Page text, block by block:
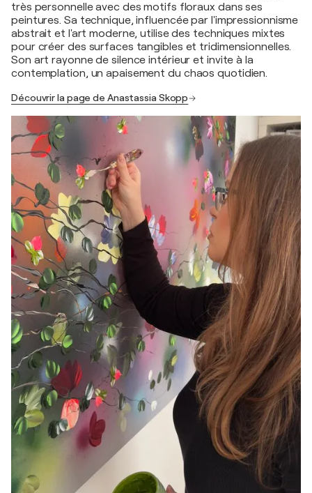
très personnelle avec des motifs floraux dans ses
peintures. Sa technique, influencée par l'impressionnisme
abstrait et l'art moderne, utilise des techniques mixtes
pour créer des surfaces tangibles et tridimensionnelles.
Son art rayonne de silence intérieur et invite à la
contemplation, un apaisement du chaos quotidien.
Découvrir la page de Anastassia Skopp